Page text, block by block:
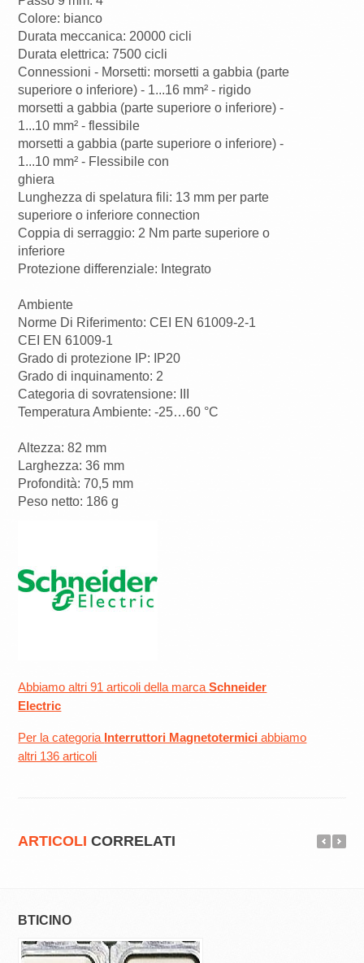
Colore: bianco
Durata meccanica: 20000 cicli
Durata elettrica: 7500 cicli
Connessioni - Morsetti: morsetti a gabbia (parte
superiore o inferiore) - 1...16 mm² - rigido
morsetti a gabbia (parte superiore o inferiore) -
1...10 mm² - flessibile
morsetti a gabbia (parte superiore o inferiore) -
1...10 mm² - Flessibile con
ghiera
Lunghezza di spelatura fili: 13 mm per parte
superiore o inferiore connection
Coppia di serraggio: 2 Nm parte superiore o
inferiore
Protezione differenziale: Integrato
Ambiente
Norme Di Riferimento: CEI EN 61009-2-1
CEI EN 61009-1
Grado di protezione IP: IP20
Grado di inquinamento: 2
Categoria di sovratensione: III
Temperatura Ambiente: -25…60 °C
Altezza: 82 mm
Larghezza: 36 mm
Profondità: 70,5 mm
Peso netto: 186 g
Abbiamo altri 91 articoli della marcaSchneider
Electric
Per la categoria Interruttori Magnetotermici abbiamo
altri 136 articoli
ARTICOLI CORRELATI
BTICINO